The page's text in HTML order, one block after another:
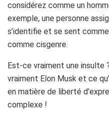
considérez comme un
exemple, une personne
s’identifie et se sent
comme cisgenre.
Est-ce vraiment une insulte
vraiment Elon Musk et ce
en matière de liberté
complexe !